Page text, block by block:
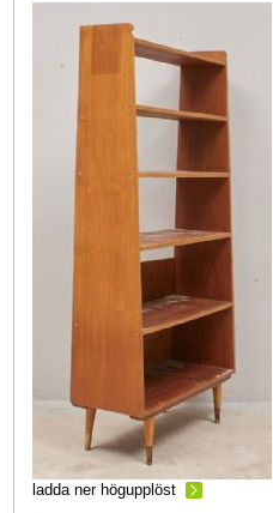
ladda ner högupplöst